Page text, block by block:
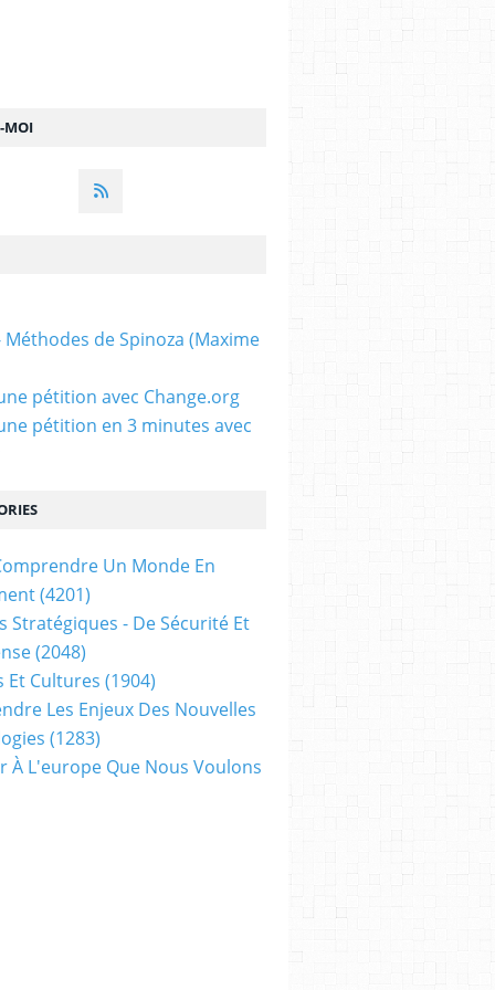
EN QUESTION
MOI
Méthodes de Spinoza (Maxime
pétition avec Change.org
pétition en 3 minutes avec
Un Monde En
(4201)
Stratégiques - De Sécurité Et
(2048)
Et Cultures (1904)
Les Enjeux Des Nouvelles
(1283)
À L'europe Que Nous Voulons